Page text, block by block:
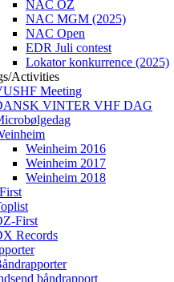
NAC OZ
NAC MGM (2025)
NAC Open
EDR Juli contest
Lokator konkurrence (2025)
Activities
Meeting
VINTER VHF DAG
Weinheim 2016
Weinheim 2017
Weinheim 2018
First
Records
båndrapport